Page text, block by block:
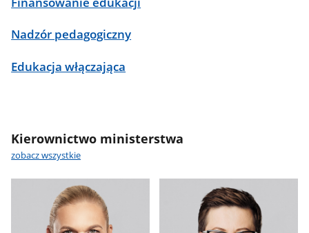
Nadzór pedagogiczny
Edukacja włączająca
Kierownictwo ministerstwa
zobacz wszystkie